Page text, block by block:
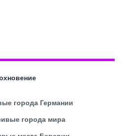
города Германии
города мира